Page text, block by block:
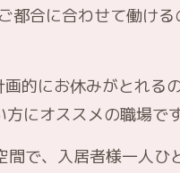
ご都合に合わせて働け
画的にお休みがとれる
にオススメの職場です
で、入居者様一人